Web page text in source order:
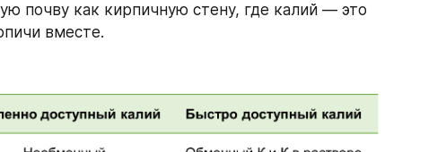
почву как кирпичную стену, где калий — это
вместе.